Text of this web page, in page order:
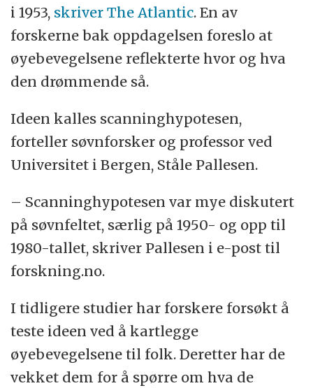
i 1953, skriver The Atlantic. En av
forskerne bak oppdagelsen foreslo at
øyebevegelsene reflekterte hvor og hva
den drømmende så.
Ideen kalles scanninghypotesen,
forteller søvnforsker og professor ved
Universitet i Bergen, Ståle Pallesen.
– Scanninghypotesen var mye diskutert
på søvnfeltet, særlig på 1950- og opp til
1980-tallet, skriver Pallesen i e-post til
forskning.no.
I tidligere studier har forskere forsøkt å
teste ideen ved å kartlegge
øyebevegelsene til folk. Deretter har de
vekket dem for å spørre om hva de